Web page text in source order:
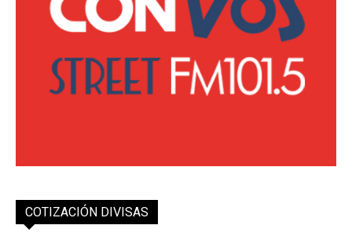
COTIZACIÓN DIVISAS